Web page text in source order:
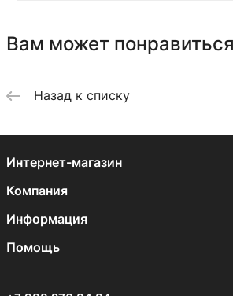
Вам может понравиться
Назад к списку
Интернет-магазин
Компания
Информация
Помощь